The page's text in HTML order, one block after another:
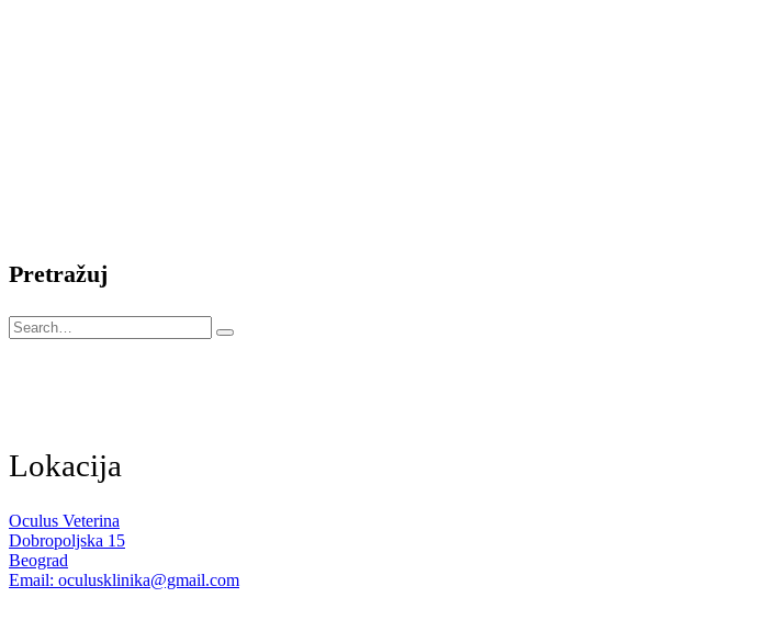
Pretražuj
Lokacija
Oculus Veterina
Dobropoljska 15
Beograd
Email: oculusklinika@gmail.com